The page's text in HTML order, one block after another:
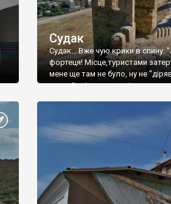
Судак
Судак... Вже чую крики в спину:
фортеця! Місце,туристами
мене ще там не було, ну не
принаймні до цього літа.